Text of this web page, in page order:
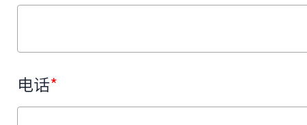
电话*